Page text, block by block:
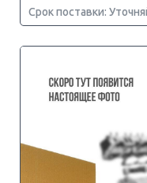
Срок поставки: